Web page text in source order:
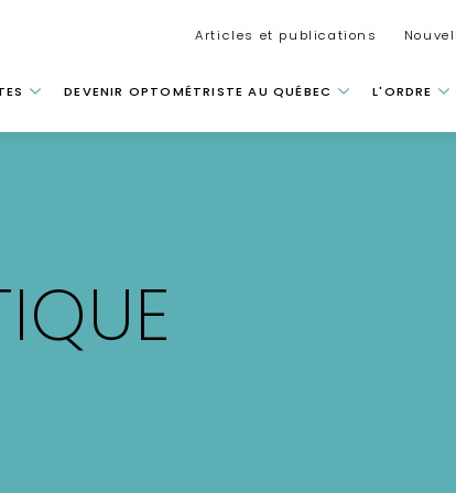
Articles et publications
DEVENIR OPTOMÉTRISTE AU QUÉBEC L'ORDRE